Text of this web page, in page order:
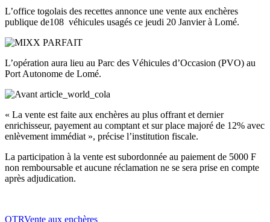
L’office togolais des recettes annonce une vente aux enchères
publique de108 véhicules usagés ce jeudi 20 Janvier à Lomé.
L’opération aura lieu au Parc des Véhicules d’Occasion (PVO) au
Port Autonome de Lomé.
« La vente est faite aux enchères au plus offrant et dernier
enrichisseur, payement au comptant et sur place majoré de 12% avec
enlèvement immédiat », précise l’institution fiscale.
La participation à la vente est subordonnée au paiement de 5000 F
non remboursable et aucune réclamation ne se sera prise en compte
après adjudication.
OTRVente aux enchères